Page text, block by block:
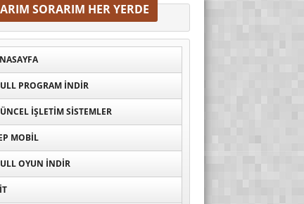
SORARIM HER YERDE
PROGRAM INDIR
İŞLETIM SISTEMLER
MOBIL
OYUN İNDIR